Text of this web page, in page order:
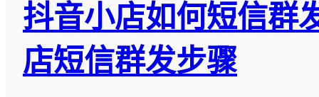
抖音小店如何短信群
店短信群发步骤